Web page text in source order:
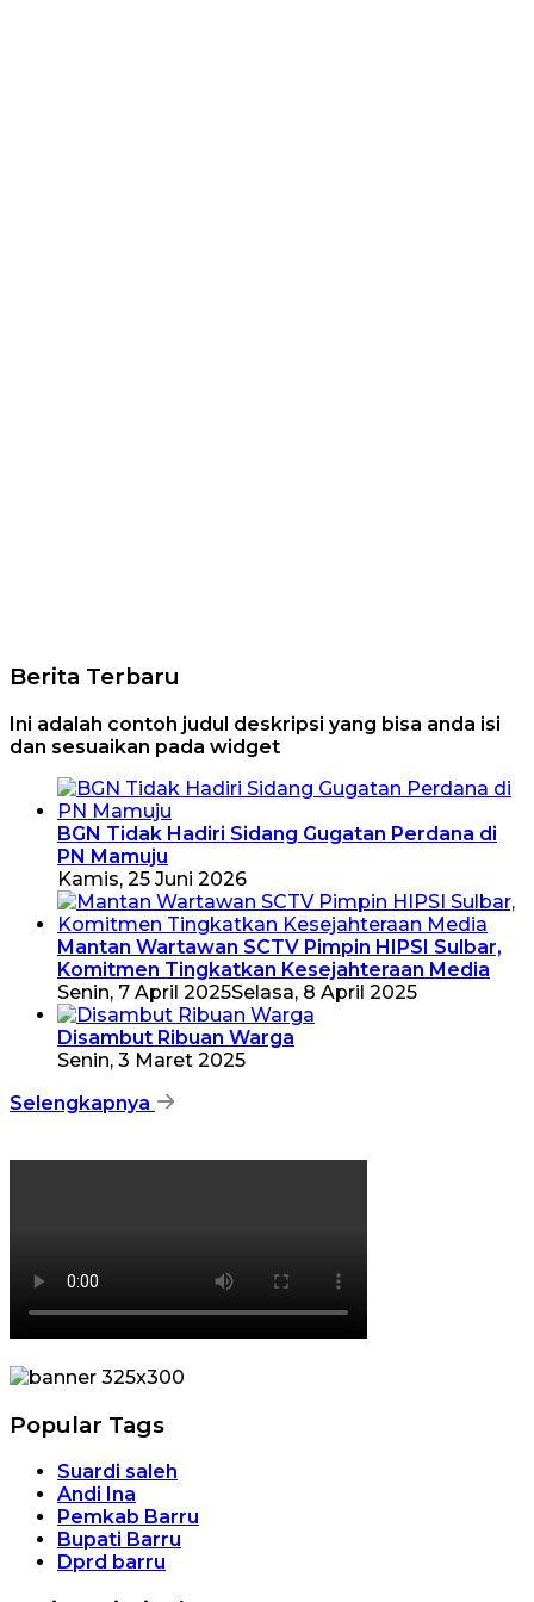
Berita Terbaru
Ini adalah contoh judul deskripsi yang bisa anda isi
dan sesuaikan pada widget
BGN Tidak Hadiri Sidang Gugatan Perdana di
PN Mamuju
Kamis, 25 Juni 2026
Mantan Wartawan SCTV Pimpin HIPSI Sulbar,
Komitmen Tingkatkan Kesejahteraan Media
Senin, 7 April 2025Selasa, 8 April 2025
Disambut Ribuan Warga
Senin, 3 Maret 2025
Selengkapnya
Popular Tags
Suardi saleh
Andi Ina
Pemkab Barru
Bupati Barru
Dprd barru